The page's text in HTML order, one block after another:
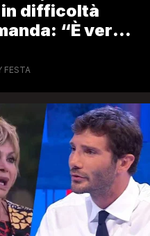
in difficoltà
“È vero
FESTA